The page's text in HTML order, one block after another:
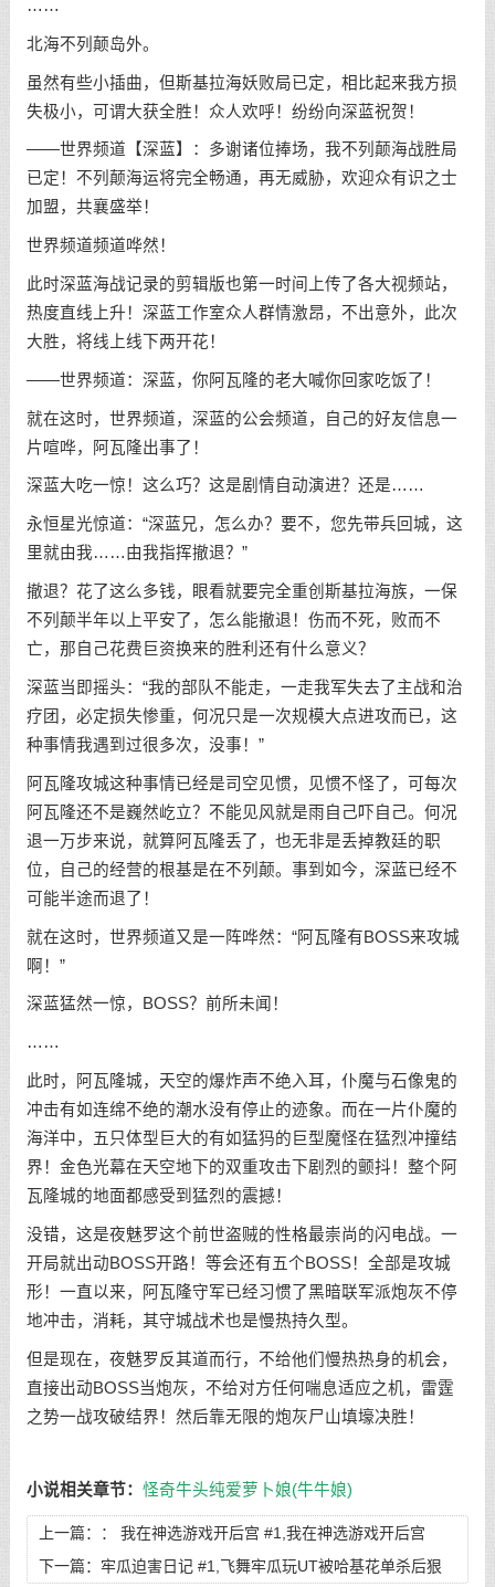
……
北海不列颠岛外。
虽然有些小插曲，但斯基拉海妖败局已定，相比起来我方损
失极小，可谓大获全胜！众人欢呼！纷纷向深蓝祝贺！
——世界频道【深蓝】：多谢诸位捧场，我不列颠海战胜局
已定！不列颠海运将完全畅通，再无威胁，欢迎众有识之士
加盟，共襄盛举！
世界频道频道哗然！
此时深蓝海战记录的剪辑版也第一时间上传了各大视频站，
热度直线上升！深蓝工作室众人群情激昂，不出意外，此次
大胜，将线上线下两开花！
——世界频道：深蓝，你阿瓦隆的老大喊你回家吃饭了！
就在这时，世界频道，深蓝的公会频道，自己的好友信息一
片喧哗，阿瓦隆出事了！
深蓝大吃一惊！这么巧？这是剧情自动演进？还是……
永恒星光惊道：“深蓝兄，怎么办？要不，您先带兵回城，这
里就由我……由我指挥撤退？”
撤退？花了这么多钱，眼看就要完全重创斯基拉海族，一保
不列颠半年以上平安了，怎么能撤退！伤而不死，败而不
亡，那自己花费巨资换来的胜利还有什么意义？
深蓝当即摇头：“我的部队不能走，一走我军失去了主战和治
疗团，必定损失惨重，何况只是一次规模大点进攻而已，这
种事情我遇到过很多次，没事！”
阿瓦隆攻城这种事情已经是司空见惯，见惯不怪了，可每次
阿瓦隆还不是巍然屹立？不能见风就是雨自己吓自己。何况
退一万步来说，就算阿瓦隆丢了，也无非是丢掉教廷的职
位，自己的经营的根基是在不列颠。事到如今，深蓝已经不
可能半途而退了！
就在这时，世界频道又是一阵哗然：“阿瓦隆有BOSS来攻城
啊！”
深蓝猛然一惊，BOSS？前所未闻！
……
此时，阿瓦隆城，天空的爆炸声不绝入耳，仆魔与石像鬼的
冲击有如连绵不绝的潮水没有停止的迹象。而在一片仆魔的
海洋中，五只体型巨大的有如猛犸的巨型魔怪在猛烈冲撞结
界！金色光幕在天空地下的双重攻击下剧烈的颤抖！整个阿
瓦隆城的地面都感受到猛烈的震撼！
没错，这是夜魅罗这个前世盗贼的性格最崇尚的闪电战。一
开局就出动BOSS开路！等会还有五个BOSS！全部是攻城
形！一直以来，阿瓦隆守军已经习惯了黑暗联军派炮灰不停
地冲击，消耗，其守城战术也是慢热持久型。
但是现在，夜魅罗反其道而行，不给他们慢热热身的机会，
直接出动BOSS当炮灰，不给对方任何喘息适应之机，雷霆
之势一战攻破结界！然后靠无限的炮灰尸山填壕决胜！
小说相关章节： 怪奇牛头纯爱萝卜娘(牛牛娘)
上一篇：： 我在神选游戏开后宫 #1,我在神选游戏开后宫
下一篇： 牢瓜迫害日记 #1,飞舞牢瓜玩UT被哈基花单杀后狠